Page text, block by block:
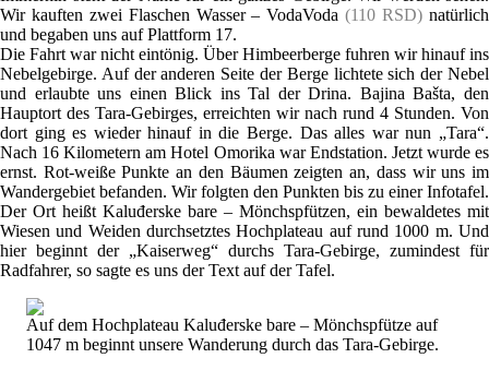
Wir kauften zwei Flaschen Wasser – VodaVoda(110 RSD) natürlich
und begaben uns auf Plattform 17.
Die Fahrt war nicht eintönig. Über Himbeerberge fuhren wir hinauf ins
Nebelgebirge. Auf der anderen Seite der Berge lichtete sich der Nebel
und erlaubte uns einen Blick ins Tal der Drina. Bajina Bašta, den
Hauptort des Tara-Gebirges, erreichten wir nach rund 4 Stunden. Von
dort ging es wieder hinauf in die Berge. Das alles war nun „Tara“.
Nach 16 Kilometern am Hotel Omorika war Endstation. Jetzt wurde es
ernst. Rot-weiße Punkte an den Bäumen zeigten an, dass wir uns im
Wandergebiet befanden. Wir folgten den Punkten bis zu einer Infotafel.
Der Ort heißt Kaluđerske bare – Mönchspfützen, ein bewaldetes mit
Wiesen und Weiden durchsetztes Hochplateau auf rund 1000 m. Und
hier beginnt der „Kaiserweg“ durchs Tara-Gebirge, zumindest für
Radfahrer, so sagte es uns der Text auf der Tafel.
Auf dem Hochplateau Kaluđerske bare – Mönchspfütze auf
1047 m beginnt unsere Wanderung durch das Tara-Gebirge.